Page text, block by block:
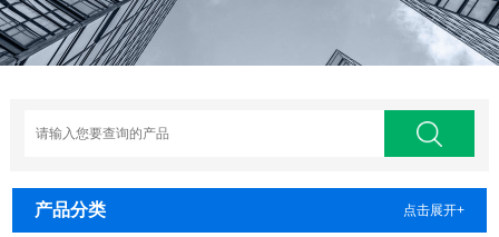
产品分类 点击展开+